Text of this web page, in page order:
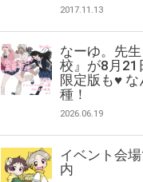
2017.11.13
なーゆ。先
校』が8月21
限定版も♥
種！
2026.06.19
イベント会
内